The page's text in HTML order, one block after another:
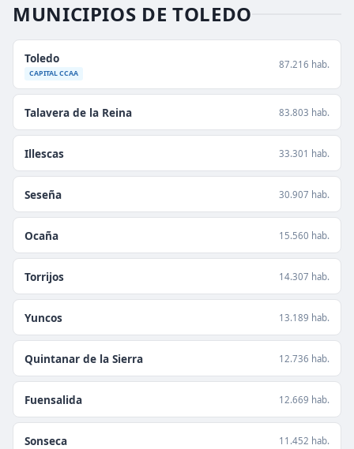
MUNICIPIOS DE TOLEDO
Toledo
CAPITAL CCAA
87.216 hab.
Talavera de la Reina 83.803 hab.
Illescas 33.301 hab.
Seseña 30.907 hab.
Ocaña 15.560 hab.
Torrijos 14.307 hab.
Yuncos 13.189 hab.
Quintanar de la Sierra 12.736 hab.
Fuensalida 12.669 hab.
Sonseca 11.452 hab.